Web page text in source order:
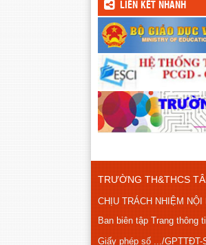
LIÊN KẾT NHANH
TRƯỜNG TH&THCS
CHỊU TRÁCH NHIỆM NỘI
Ban biên tập Trang thông
Giấy phép số .../